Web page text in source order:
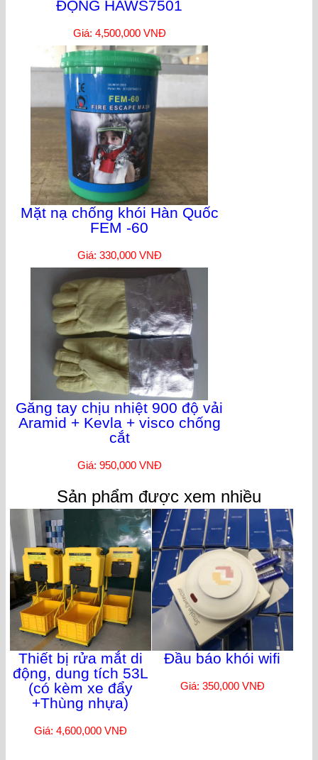
ĐỘNG HAWS7501
Giá: 4,500,000 VNĐ
Mặt nạ chống khói Hàn Quốc
FEM -60
Giá: 330,000 VNĐ
Găng tay chịu nhiệt 900 độ vải
Aramid + Kevla + visco chống
cắt
Giá: 950,000 VNĐ
Sản phẩm được xem nhiều
Thiết bị rửa mắt di
động, dung tích 53L
(có kèm xe đẩy
+Thùng nhựa)
Giá: 4,600,000 VNĐ
Đầu báo khói wifi
Giá: 350,000 VNĐ